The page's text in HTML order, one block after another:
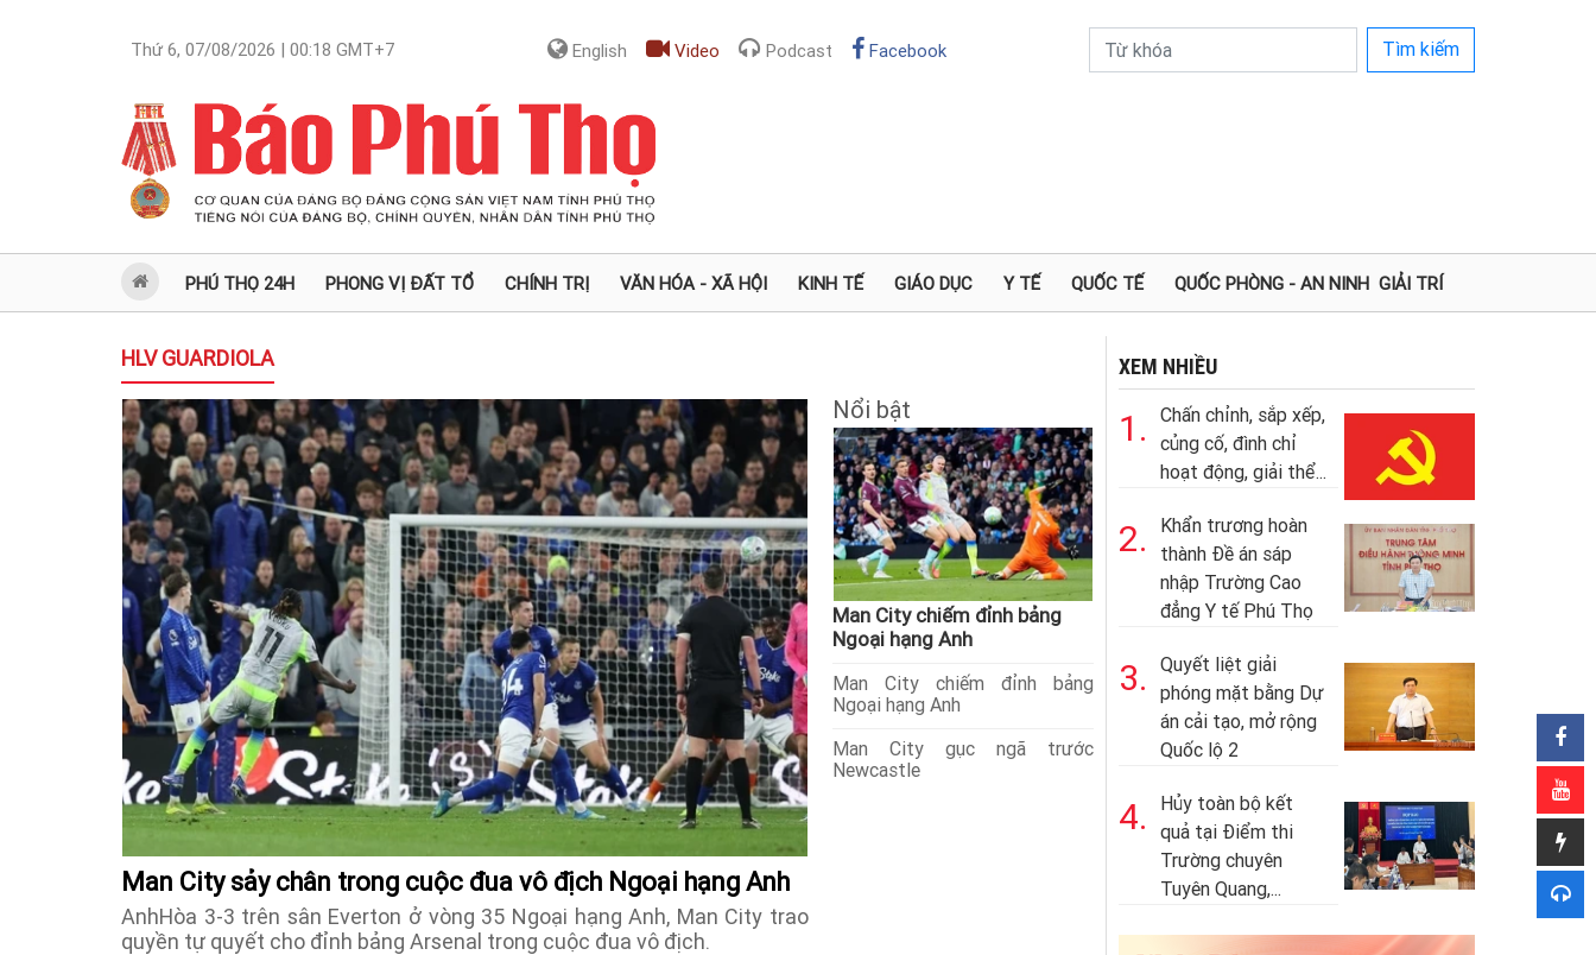
Thứ 6, 07/08/2026 | 00:18 GMT+7 English Video Podcast Facebook Tìm kiếm
PHÚ THỌ 24H PHONG VỊ ĐẤT TỔ CHÍNH TRỊ VĂN HÓA - XÃ HỘI KINH TẾ GIÁO DỤC Y TẾ QUỐC TẾ QUỐC PHÒNG - AN NINH GIẢI TRÍ
HLV GUARDIOLA
Man City sảy chân trong cuộc đua vô địch Ngoại hạng Anh
AnhHòa 3-3 trên sân Everton ở vòng 35 Ngoại hạng Anh, Man City trao
quyền tự quyết cho đỉnh bảng Arsenal trong cuộc đua vô địch.
Nổi bật
Man City chiếm đỉnh bảng
Ngoại hạng Anh
Man City chiếm đỉnh bảng
Ngoại hạng Anh
Man City gục ngã trước
Newcastle
XEM NHIỀU
1.
Chấn chỉnh, sắp xếp,
củng cố, đình chỉ
hoạt động, giải thể...
2.
Khẩn trương hoàn
thành Đề án sáp
nhập Trường Cao
đẳng Y tế Phú Thọ
3.
Quyết liệt giải
phóng mặt bằng Dự
án cải tạo, mở rộng
Quốc lộ 2
4.
Hủy toàn bộ kết
quả tại Điểm thi
Trường chuyên
Tuyên Quang,...